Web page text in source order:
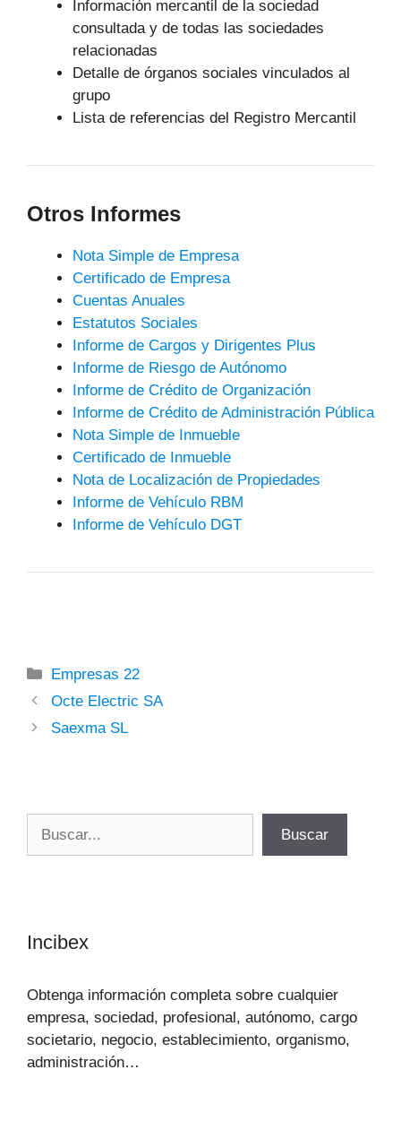
Información mercantil de la sociedad
consultada y de todas las sociedades
relacionadas
Detalle de órganos sociales vinculados al
grupo
Lista de referencias del Registro Mercantil
Otros Informes
Nota Simple de Empresa
Certificado de Empresa
Cuentas Anuales
Estatutos Sociales
Informe de Cargos y Dirigentes Plus
Informe de Riesgo de Autónomo
Informe de Crédito de Organización
Informe de Crédito de Administración Pública
Nota Simple de Inmueble
Certificado de Inmueble
Nota de Localización de Propiedades
Informe de Vehículo RBM
Informe de Vehículo DGT
Categorías
Empresas 22
Octe Electric SA
Saexma SL
Buscar
Incibex
Obtenga información completa sobre cualquier
empresa, sociedad, profesional, autónomo, cargo
societario, negocio, establecimiento, organismo,
administración…